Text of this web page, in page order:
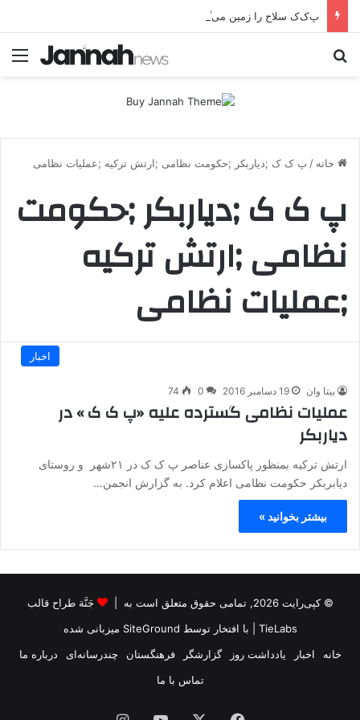
پ‌ک‌ک سلاح را زمین می‌گذارد؛ صلح یا تغییر زمین بازی؟
خانه / پ ک ک ;دیاربکر ;حکومت نظامی ;ارتش ترکیه ;عملیات نظامی
پ ک ک ;دیاربکر ;حکومت
نظامی ;ارتش ترکیه
;عملیات نظامی
اخبار
بیتا وان 19 دسامبر 2016 0
74
عملیات نظامی گسترده علیه «پ ک ک » در
دیاربکر
ارتش ترکیه بمنظور پاکسازی عناصر پ ک ک در ۲۱شهر و روستای
دیابربکر حکومت نظامی اعلام کرد. به گزارش انجمن…
بیشتر بخوانید »
© کپی‌رایت 2026, تمامی حقوق متعلق است به |
جَنَّة طراح قالب
TieLabs | با افتخار توسط SiteGround میزبانی شده
خانه
اخبار یادداشت روز گزارشگر فرهنگستان چندرسانه‌ای
درباره ما
تماس با ما